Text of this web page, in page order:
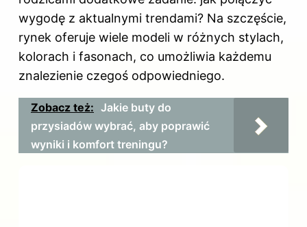
wygodę z aktualnymi trendami? Na szczęście,
rynek oferuje wiele modeli w różnych stylach,
kolorach i fasonach, co umożliwia każdemu
znalezienie czegoś odpowiedniego.
Zobacz też: Jakie buty do
przysiadów wybrać, aby poprawić
wyniki i komfort treningu?